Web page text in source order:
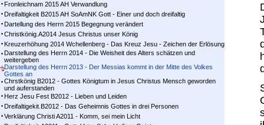
Fronleichnam 2015 AH Verwandlung
Dreifaltigkeit B2015 AH SoAmNK Gott - Einer und doch dreifaltig
Dartellung des Herrn 2015 Begegnung verändert
Christkönig.A2014 Jesus Christus unser König
Kreuzerhöhung 2014 Wchellenberg - Das Kreuz Jesu - Zeichen der Erlösung
Darstellung des Herrn 2014 - Die Weisheit des Alters schätzen und
weitergeben
Darstellung des Herrn 2013 - Der Messias kommt in der Mitte des Volkes
Gottes an
Chrstkönig B2012 - Gottes Königtum in Jesus Christus Mensch geworden
und auferstanden
Herz Jesu Fest B2012 - Lieben und Leiden
Dreifaltigekit.B2012 - Das Geheimnis Gottes in drei Personen
Verklärung Christi A2011 - Komm, sei mein Licht